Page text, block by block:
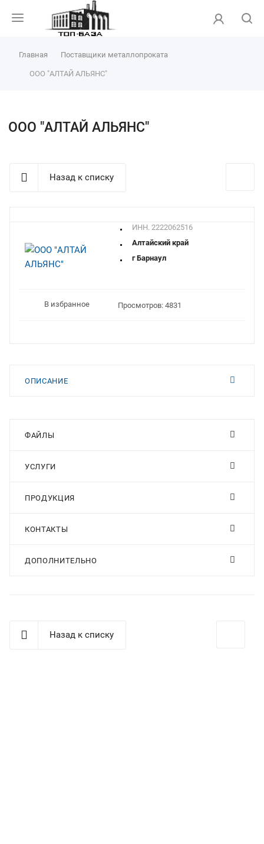
Главная Поставщики металлопроката
ООО "АЛТАЙ АЛЬЯНС"
ООО "АЛТАЙ АЛЬЯНС"
Назад к списку
ИНН. 2222062516
Алтайский край
г Барнаул
В избранное Просмотров: 4831
ОПИСАНИЕ
ФАЙЛЫ
УСЛУГИ
ПРОДУКЦИЯ
КОНТАКТЫ
ДОПОЛНИТЕЛЬНО
Назад к списку